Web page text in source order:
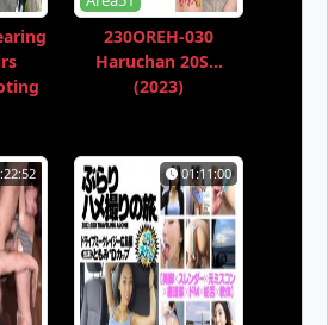
230OREH-030
Haruchan 20S...
(2023)
01:11:00